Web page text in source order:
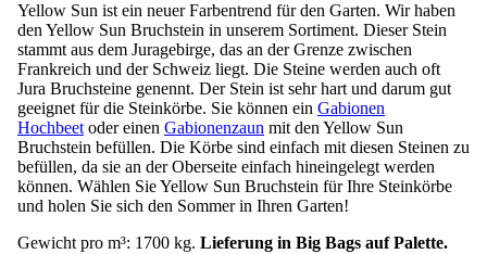
Yellow Sun ist ein neuer Farbentrend für den Garten. Wir haben
den Yellow Sun Bruchstein in unserem Sortiment. Dieser Stein
stammt aus dem Juragebirge, das an der Grenze zwischen
Frankreich und der Schweiz liegt. Die Steine werden auch oft
Jura Bruchsteine genennt. Der Stein ist sehr hart und darum gut
geeignet für die Steinkörbe. Sie können ein Gabionen
Hochbeet oder einen Gabionenzaun mit den Yellow Sun
Bruchstein befüllen. Die Körbe sind einfach mit diesen Steinen zu
befüllen, da sie an der Oberseite einfach hineingelegt werden
können. Wählen Sie Yellow Sun Bruchstein für Ihre Steinkörbe
und holen Sie sich den Sommer in Ihren Garten!
Gewicht pro m³: 1700 kg. Lieferung in Big Bags auf Palette.